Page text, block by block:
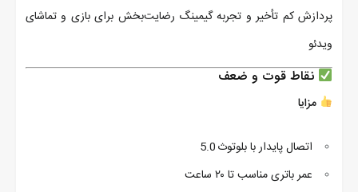
پردازش کم تأخیر و تجربه گیمینگ رضایت‌بخش برای بازی و تماشای
ویدئو
نقاط قوت و ضعف
مزایا
اتصال پایدار با بلوتوث 5.0
عمر باتری مناسب تا ۲۰ ساعت